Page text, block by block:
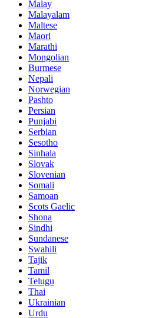
Malay
Malayalam
Maltese
Maori
Marathi
Mongolian
Burmese
Nepali
Norwegian
Pashto
Persian
Punjabi
Serbian
Sesotho
Sinhala
Slovak
Slovenian
Somali
Samoan
Scots Gaelic
Shona
Sindhi
Sundanese
Swahili
Tajik
Tamil
Telugu
Thai
Ukrainian
Urdu